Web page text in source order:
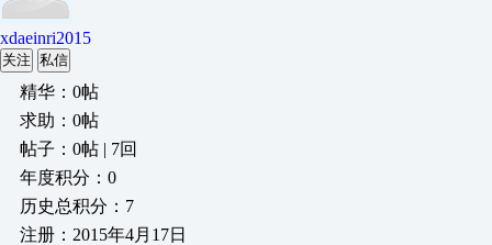
xdaeinri2015
关注 私信
精华：0帖
求助：0帖
帖子：0帖 | 7回
年度积分：0
历史总积分：7
注册：2015年4月17日